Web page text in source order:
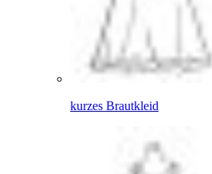
kurzes Brautkleid